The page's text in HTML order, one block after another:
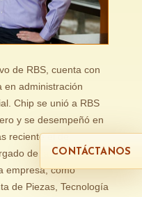
de RBS, cuenta con
en administración
Chip se unió a RBS
y se desempeñó en
reciente el de
de la supervisión
empresa, como
de Piezas, Tecnología
CONTÁCTANOS